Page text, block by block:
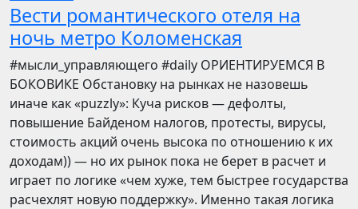
Вести романтического отеля на
ночь метро Коломенская
​​#мысли_управляющего #daily ОРИЕНТИРУЕМСЯ В
БОКОВИКЕ Обстановку на рынках не назовешь
иначе как «puzzly»: Куча рисков — дефолты,
повышение Байденом налогов, протесты, вирусы,
стоимость акций очень высока по отношению к их
доходам)) — но их рынок пока не берет в расчет и
играет по логике «чем хуже, тем быстрее государства
расчехлят новую поддержку». Именно такая логика